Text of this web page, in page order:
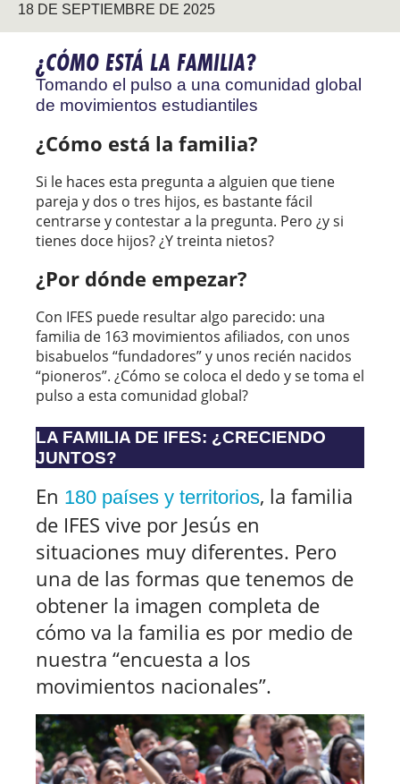
18 DE SEPTIEMBRE DE 2025
¿CÓMO ESTÁ LA FAMILIA?
Tomando el pulso a una comunidad global
de movimientos estudiantiles
¿Cómo está la familia?
Si le haces esta pregunta a alguien que tiene
pareja y dos o tres hijos, es bastante fácil
centrarse y contestar a la pregunta. Pero ¿y si
tienes doce hijos? ¿Y treinta nietos?
¿Por dónde empezar?
Con IFES puede resultar algo parecido: una
familia de 163 movimientos afiliados, con unos
bisabuelos “fundadores” y unos recién nacidos
“pioneros”. ¿Cómo se coloca el dedo y se toma el
pulso a esta comunidad global?
LA FAMILIA DE IFES: ¿CRECIENDO
JUNTOS?
En 180 países y territorios, la familia
de IFES vive por Jesús en
situaciones muy diferentes. Pero
una de las formas que tenemos de
obtener la imagen completa de
cómo va la familia es por medio de
nuestra “encuesta a los
movimientos nacionales”.